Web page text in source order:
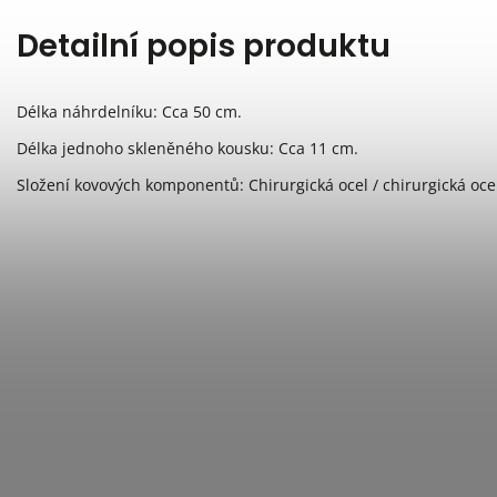
Detailní popis produktu
Délka náhrdelníku: Cca 50 cm.
Délka jednoho skleněného kousku: Cca 11 cm.
Složení kovových komponentů: Chirurgická ocel / chirurgická